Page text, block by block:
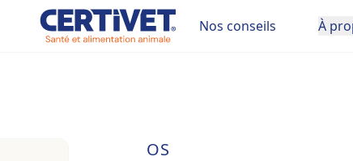
Nos conseils À
OS